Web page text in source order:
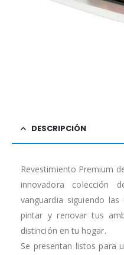
DESCRIPCIÓN
Revestimiento Premium
innovadora colección
vanguardia siguiendo
pintar y renovar tus
distinción en tu hogar.
Se presentan listos para